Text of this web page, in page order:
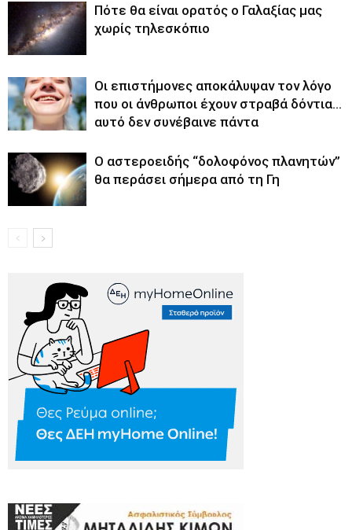
Πότε θα είναι ορατός ο Γαλαξίας μας
χωρίς τηλεσκόπιο
Οι επιστήμονες αποκάλυψαν τον λόγο
που οι άνθρωποι έχουν στραβά δόντια…
αυτό δεν συνέβαινε πάντα
Ο αστεροειδής “δολοφόνος πλανητών”
θα περάσει σήμερα από τη Γη